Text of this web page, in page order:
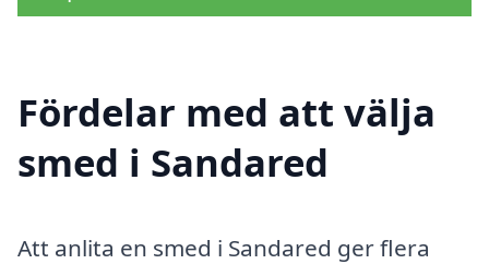
Fördelar med att välja
smed i Sandared
Att anlita en smed i Sandared ger flera